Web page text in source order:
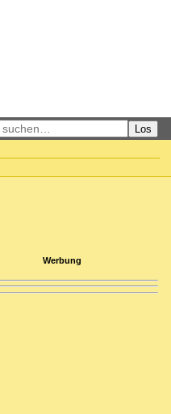
Los
Werbung